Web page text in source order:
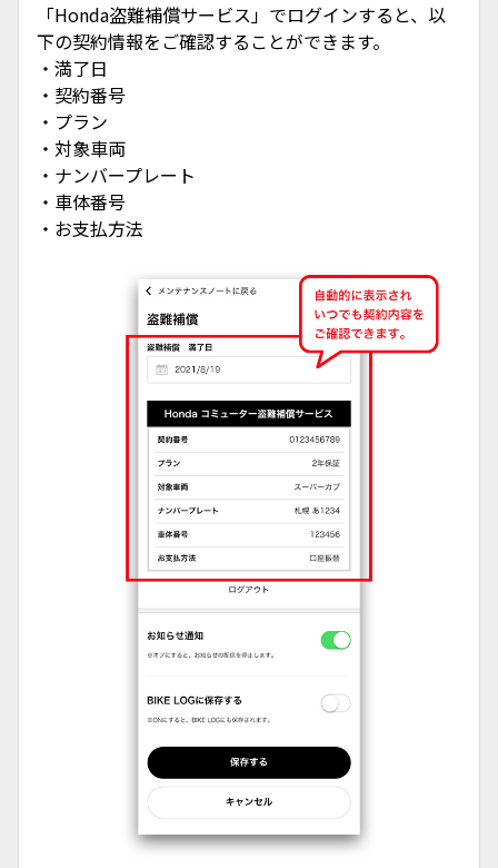
「Honda盗難補償サービス」でログインすると、以
下の契約情報をご確認することができます。
・満了日
・契約番号
・プラン
・対象車両
・ナンバープレート
・車体番号
・お支払方法